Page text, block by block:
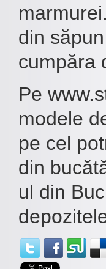
din
cumpăra
Pe
modele
pe cel
din
ul din